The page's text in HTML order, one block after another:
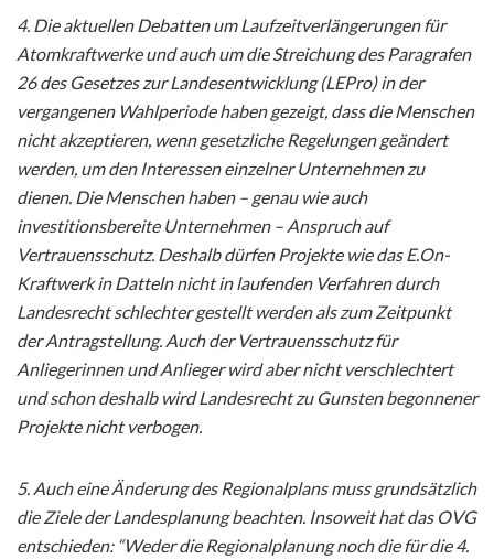
4. Die aktuellen Debatten um Laufzeitverlängerungen für
Atomkraftwerke und auch um die Streichung des Paragrafen
26 des Gesetzes zur Landesentwicklung (LEPro) in der
vergangenen Wahlperiode haben gezeigt, dass die Menschen
nicht akzeptieren, wenn gesetzliche Regelungen geändert
werden, um den Interessen einzelner Unternehmen zu
dienen. Die Menschen haben – genau wie auch
investitionsbereite Unternehmen – Anspruch auf
Vertrauensschutz. Deshalb dürfen Projekte wie das E.On-
Kraftwerk in Datteln nicht in laufenden Verfahren durch
Landesrecht schlechter gestellt werden als zum Zeitpunkt
der Antragstellung. Auch der Vertrauensschutz für
Anliegerinnen und Anlieger wird aber nicht verschlechtert
und schon deshalb wird Landesrecht zu Gunsten begonnener
Projekte nicht verbogen.
5. Auch eine Änderung des Regionalplans muss grundsätzlich
die Ziele der Landesplanung beachten. Insoweit hat das OVG
entschieden: “Weder die Regionalplanung noch die für die 4.